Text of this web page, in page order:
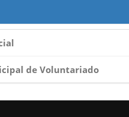
de Voluntariado